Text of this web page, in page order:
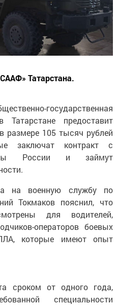
Татарстана.
государственная
предоставит
размере 105 тысяч рублей
заключат контракт с
России и займут
на военную службу по
Токмаков пояснил, что
для водителей,
операторов боевых
которые имеют опыт
сроком от одного года,
специальности